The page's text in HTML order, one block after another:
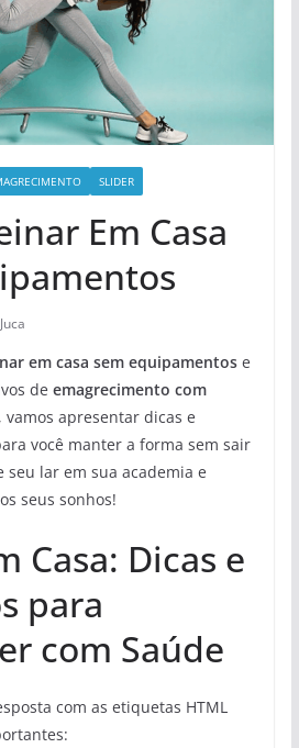
SLIDER
Em Casa
Juca
em casa sem equipamentose
de emagrecimento com
vamos apresentar dicas e
você manter a forma sem sair
seu lar em sua academia e
seus sonhos!
Casa: Dicas e
para
com Saúde
com as etiquetas HTML